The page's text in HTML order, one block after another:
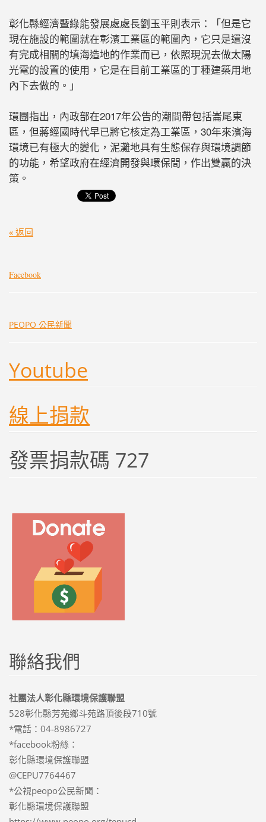
彰化縣經濟暨綠能發展處處長劉玉平則表示：「但是它
現在施設的範圍就在彰濱工業區的範圍內，它只是還沒
有完成相關的填海造地的作業而已，依照現況去做太陽
光電的設置的使用，它是在目前工業區的丁種建築用地
內下去做的。」
環團指出，內政部在2017年公告的潮間帶包括崙尾東
區，但蔣經國時代早已將它核定為工業區，30年來濱海
環境已有極大的變化，泥灘地具有生態保存與環境調節
的功能，希望政府在經濟開發與環保間，作出雙贏的決
策。
« 返回
Facebook
PEOPO 公民新聞
Youtube
線上捐款
發票捐款碼 727
聯絡我們
社團法人彰化縣環境保護聯盟
528彰化縣芳苑鄉斗苑路頂後段710號
*電話：04-8986727
*facebook粉絲：
彰化縣環境保護聯盟
@CEPU7764467
*公視peopo公民新聞：
彰化縣環境保護聯盟